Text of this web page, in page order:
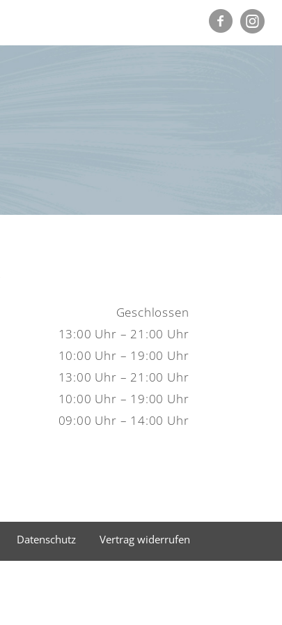
Geschlossen
13:00 Uhr – 21:00 Uhr
10:00 Uhr – 19:00 Uhr
13:00 Uhr – 21:00 Uhr
10:00 Uhr – 19:00 Uhr
09:00 Uhr – 14:00 Uhr
Datenschutz Vertrag widerrufen